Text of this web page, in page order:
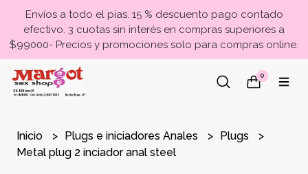
Envíos a todo el pías. 15 % descuento pago contado
efectivo. 3 cuotas sin interés en compras superiores a
$99000- Precios y promociones solo para compras online.
0
Inicio Plugs e iniciadores Anales
Plugs
Metal plug 2 inciador anal steel